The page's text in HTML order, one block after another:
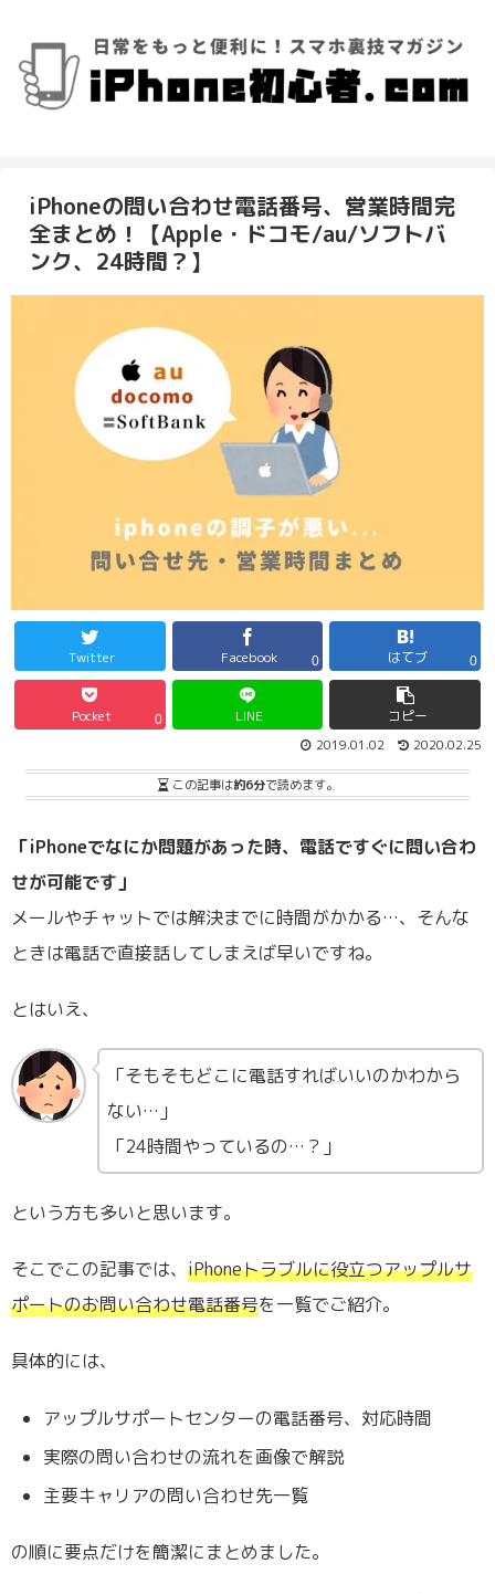
iPhoneの問い合わせ電話番号、営業時間完
全まとめ！【Apple・ドコモ/au/ソフトバ
ンク、24時間？】
Twitter Facebook 0 はてブ 0
Pocket 0 LINE コピー
2020.02.25
2019.01.02
この記事は約6分で読めます。
「iPhoneでなにか問題があった時、電話ですぐに問い合わ
せが可能です」
メールやチャットでは解決までに時間がかかる…、そんな
ときは電話で直接話してしまえば早いですね。
とはいえ、
「そもそもどこに電話すればいいのかわから
ない…」
「24時間やっているの…？」
という方も多いと思います。
そこでこの記事では、 iPhoneトラブルに役立つアップルサ
ポートのお問い合わせ電話番号を一覧でご紹介。
具体的には、
アップルサポートセンターの電話番号、対応時間
実際の問い合わせの流れを画像で解説
主要キャリアの問い合わせ先一覧
の順に要点だけを簡潔にまとめました。